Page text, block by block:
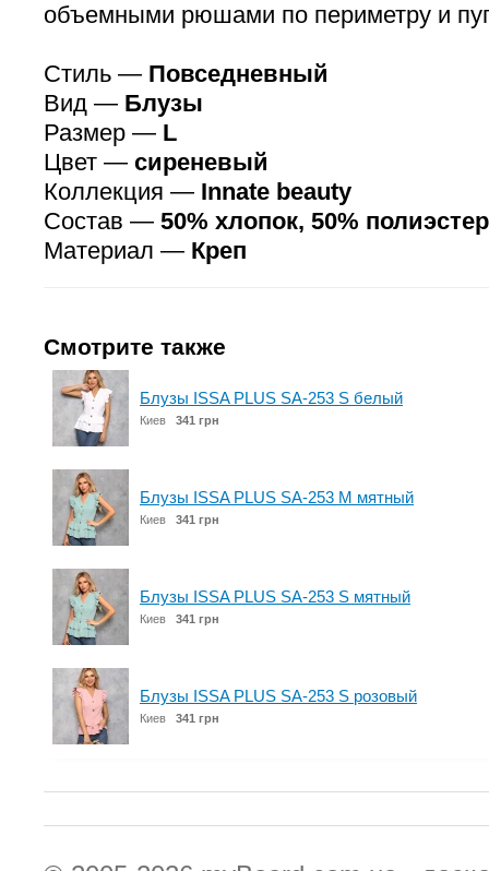
объемными рюшами по периметру и
Стиль — Повседневный
Вид — Блузы
Размер — L
Цвет — сиреневый
Коллекция — Innate beauty
Состав — 50% хлопок, 50% полиэстер
Материал — Креп
Смотрите также
Блузы ISSA PLUS SA-253 S белый
Киев 341 грн
Блузы ISSA PLUS SA-253 M мятный
Киев 341 грн
Блузы ISSA PLUS SA-253 S мятный
Киев 341 грн
Блузы ISSA PLUS SA-253 S розовый
Киев 341 грн